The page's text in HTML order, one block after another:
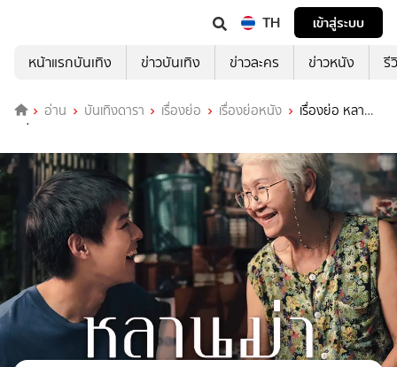
TH
เข้าสู่ระบบ
หน้าแรกบันเทิง
ข่าวบันเทิง ข่าวละคร ข่าวหนัง รี
อ่าน บันเทิงดารา เรื่องย่อ เรื่องย่อหนัง
เรื่องย่อ หลา
นม่า